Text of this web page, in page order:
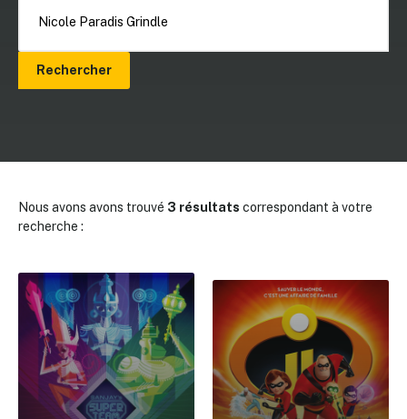
Rechercher
Nous avons avons trouvé 3 résultats correspondant à votre
recherche :